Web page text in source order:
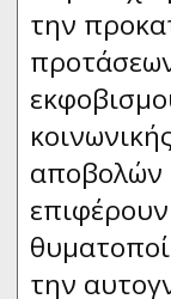
την
αποβολών
την